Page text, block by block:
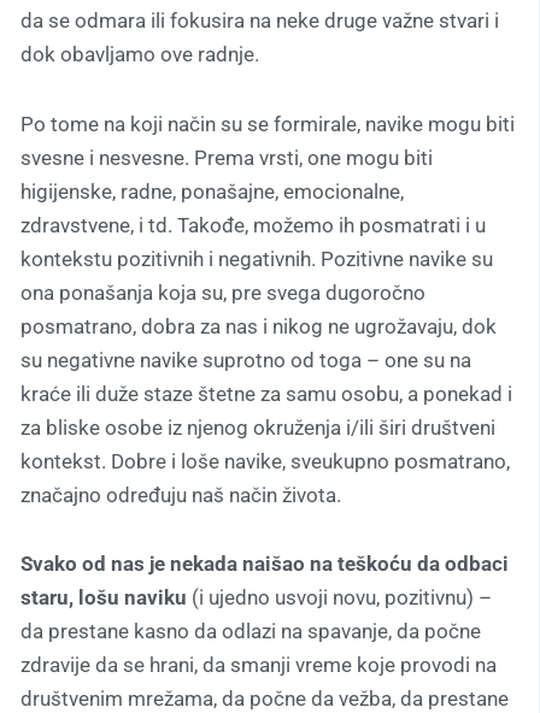
da se odmara ili fokusira na neke druge važne stvari i
dok obavljamo ove radnje.
Po tome na koji način su se formirale, navike mogu biti
svesne i nesvesne. Prema vrsti, one mogu biti
higijenske, radne, ponašajne, emocionalne,
zdravstvene, i td. Takođe, možemo ih posmatrati i u
kontekstu pozitivnih i negativnih. Pozitivne navike su
ona ponašanja koja su, pre svega dugoročno
posmatrano, dobra za nas i nikog ne ugrožavaju, dok
su negativne navike suprotno od toga – one su na
kraće ili duže staze štetne za samu osobu, a ponekad i
za bliske osobe iz njenog okruženja i/ili širi društveni
kontekst. Dobre i loše navike, sveukupno posmatrano,
značajno određuju naš način života.
Svako od nas je nekada naišao na teškoću da odbaci
staru, lošu naviku (i ujedno usvoji novu, pozitivnu) –
da prestane kasno da odlazi na spavanje, da počne
zdravije da se hrani, da smanji vreme koje provodi na
društvenim mrežama, da počne da vežba, da prestane